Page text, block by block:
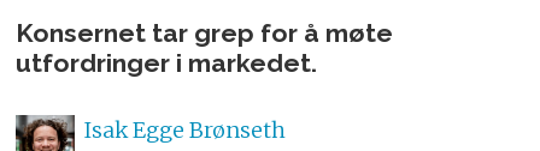
Konsernet tar grep for å møte
utfordringer i markedet.
IsakEgge Brønseth